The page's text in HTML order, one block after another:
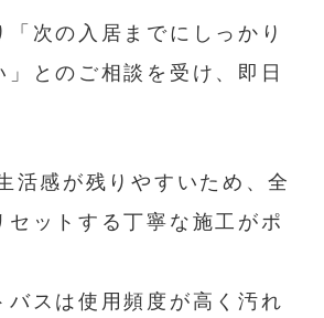
「次の入居までにしっかり
」とのご相談を受け、即日
活感が残りやすいため、全
セットする丁寧な施工がポ
バスは使用頻度が高く汚れ